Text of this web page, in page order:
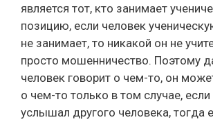
является тот, кто занимает
позицию, если человек
не занимает, то никакой он не
просто мошенничество. Поэтому
человек говорит о чем-то, он
о чем-то только в том случае, если
услышал другого человека, тогда